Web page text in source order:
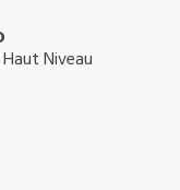
Niveau